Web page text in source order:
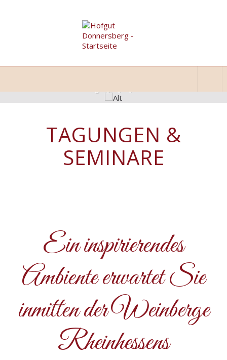
TAGUNGEN &
SEMINARE
Ein inspirierendes
Ambiente erwartet Sie
inmitten der Weinberge
Rheinhessens